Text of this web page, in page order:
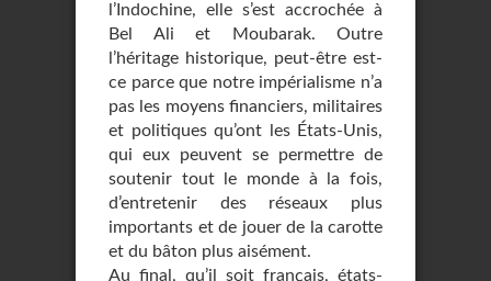
l’Indochine, elle s’est accrochée à
Bel Ali et Moubarak. Outre
l’héritage historique, peut-être est-
ce parce que notre impérialisme n’a
pas les moyens financiers, militaires
et politiques qu’ont les États-Unis,
qui eux peuvent se permettre de
soutenir tout le monde à la fois,
d’entretenir des réseaux plus
importants et de jouer de la carotte
et du bâton plus aisément.
Au final, qu’il soit français, états-